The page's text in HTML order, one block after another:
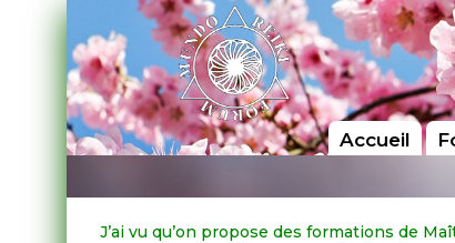
Accueil
J’ai vu qu’on propose des formations de